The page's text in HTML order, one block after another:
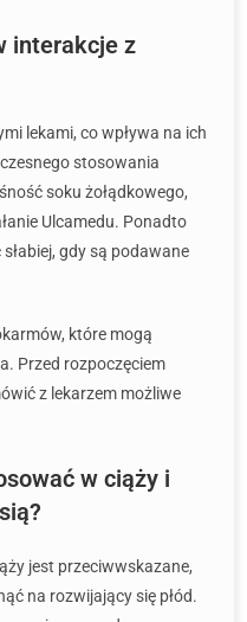
interakcje z
lekami, co wpływa na ich
stosowania
soku żołądkowego,
Ulcamedu. Ponadto
gdy są podawane
które mogą
Przed rozpoczęciem
z lekarzem możliwe
w ciąży i
jest przeciwwskazane,
na rozwijający się płód.